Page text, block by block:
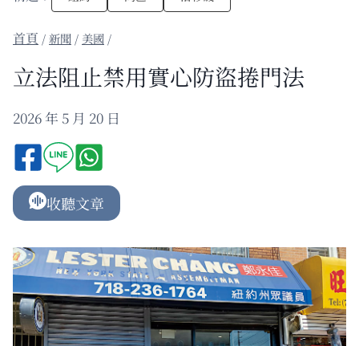
/新聞 / 美國 /
立法阻止禁用實心防盜捲門法
2026 年 5 月 20 日
收聽文章